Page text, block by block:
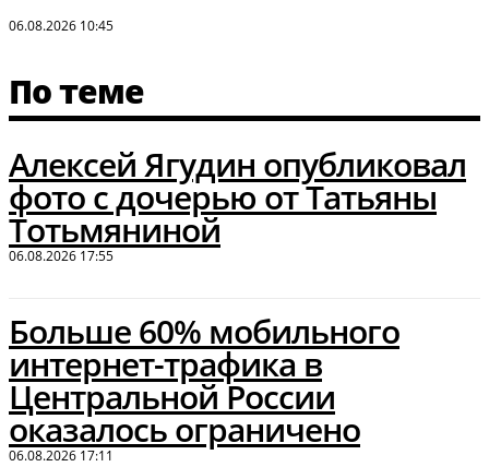
06.08.2026 10:45
По теме
Алексей Ягудин опубликовал
фото с дочерью от Татьяны
Тотьмяниной
06.08.2026 17:55
Больше 60% мобильного
интернет-трафика в
Центральной России
оказалось ограничено
06.08.2026 17:11